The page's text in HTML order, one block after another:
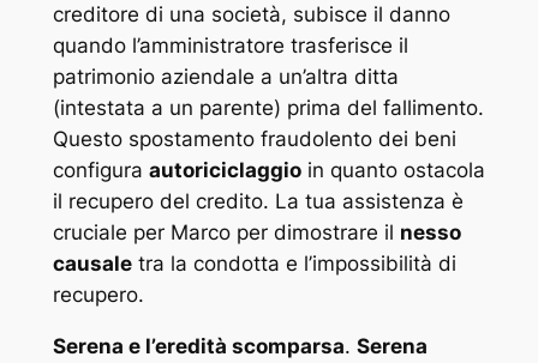
creditore di una società, subisce il danno
quando l’amministratore trasferisce il
patrimonio aziendale a un’altra ditta
(intestata a un parente) prima del fallimento.
Questo spostamento fraudolento dei beni
configura autoriciclaggioin quanto ostacola
il recupero del credito. La tua assistenza è
cruciale per Marco per dimostrare il nesso
causaletra la condotta e l’impossibilità di
recupero.
Serena e l’eredità scomparsa. Serena